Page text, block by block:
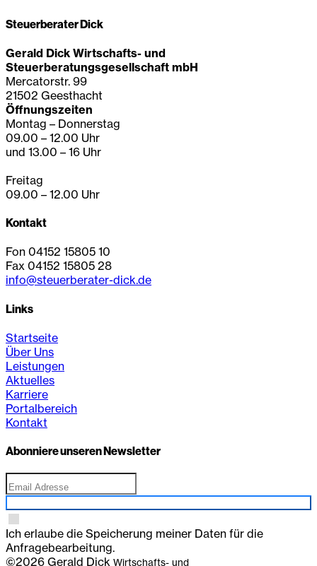
Steuerberater Dick
Gerald Dick Wirtschafts- und
Steuerberatungsgesellschaft mbH
Mercatorstr. 99
21502 Geesthacht
Öffnungszeiten
Montag – Donnerstag
09.00 – 12.00 Uhr
und 13.00 – 16 Uhr
Freitag
09.00 – 12.00 Uhr
Kontakt
Fon 04152 15805 10
Fax 04152 15805 28
info@steuerberater-dick.de
Links
Startseite
Über Uns
Leistungen
Aktuelles
Karriere
Portalbereich
Kontakt
Abonniere unseren Newsletter
Ich erlaube die Speicherung meiner Daten für die
Anfragebearbeitung.
©2026 Gerald Dick Wirtschafts- und